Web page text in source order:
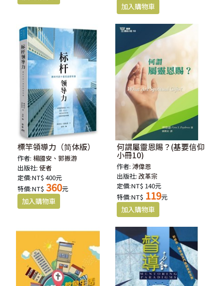
標竿領導力（简体版）
作者: 楊國安、郭振游
出版社:使者
定價:NT$ 400元
特價:NT$ 360元
何謂屬靈恩賜？(基要信仰
小冊10)
作者:溥偉恩
出版社:改革宗
定價:NT$ 140元
特價:NT$ 119元